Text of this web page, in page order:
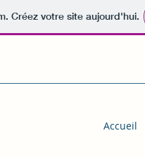
. Créez votre site aujourd'hui.
Accueil